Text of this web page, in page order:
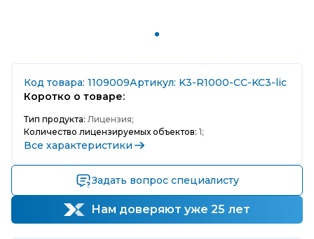
Код товара: 1109009Артикул: K3-R1000-CC-KC3-lic
Коротко о товаре:
Тип продукта: Лицензия;
Количество лицензируемых объектов: 1;
Все характеристики
Задать вопрос специалисту
Нам доверяют уже 25 лет